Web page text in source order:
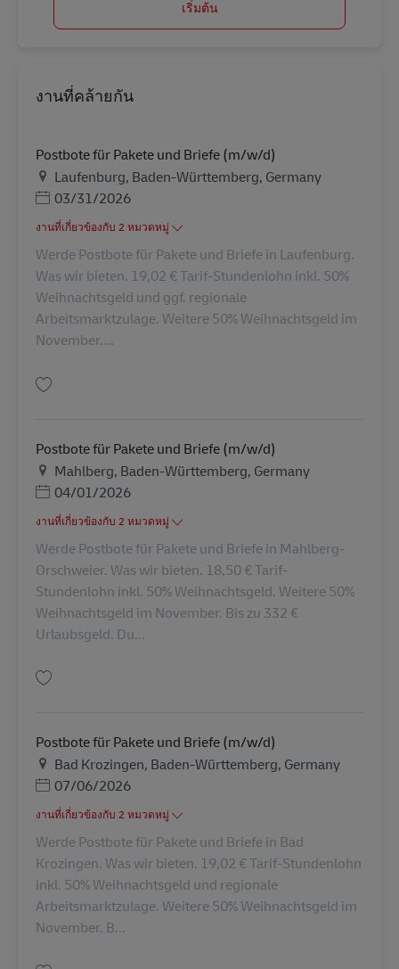
เริ่มต้น
งานที่คล้ายกัน
Postbote für Pakete und Briefe (m/w/d)
สถานที่
Laufenburg, Baden-Württemberg, Germany
Posted Date
03/31/2026
งานที่เกี่ยวข้องกับ 2 หมวดหมู่
Werde Postbote für Pakete und Briefe in Laufenburg.
Was wir bieten. 19,02 € Tarif-Stundenlohn inkl. 50%
Weihnachtsgeld und ggf. regionale
Arbeitsmarktzulage. Weitere 50% Weihnachtsgeld im
November....
Postbote für Pakete und Briefe (m/w/d)
สถานที่
Mahlberg, Baden-Württemberg, Germany
Posted Date
04/01/2026
งานที่เกี่ยวข้องกับ 2 หมวดหมู่
Werde Postbote für Pakete und Briefe in Mahlberg-
Orschweier. Was wir bieten. 18,50 € Tarif-
Stundenlohn inkl. 50% Weihnachtsgeld. Weitere 50%
Weihnachtsgeld im November. Bis zu 332 €
Urlaubsgeld. Du...
Postbote für Pakete und Briefe (m/w/d)
สถานที่
Bad Krozingen, Baden-Württemberg, Germany
Posted Date
07/06/2026
งานที่เกี่ยวข้องกับ 2 หมวดหมู่
Werde Postbote für Pakete und Briefe in Bad
Krozingen. Was wir bieten. 19,02 € Tarif-Stundenlohn
inkl. 50% Weihnachtsgeld und regionale
Arbeitsmarktzulage. Weitere 50% Weihnachtsgeld im
November. B...